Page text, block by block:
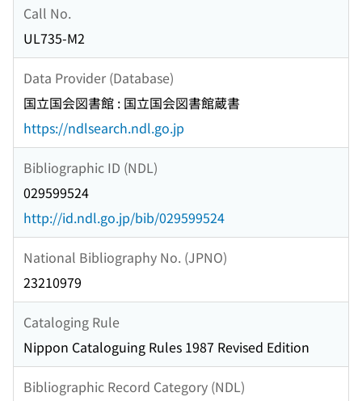
Call No.
UL735-M2
Data Provider (Database)
国立国会図書館 : 国立国会図書館蔵書
https://ndlsearch.ndl.go.jp
Bibliographic ID (NDL)
029599524
http://id.ndl.go.jp/bib/029599524
National Bibliography No. (JPNO)
23210979
Cataloging Rule
Nippon Cataloguing Rules 1987 Revised Edition
Bibliographic Record Category (NDL)